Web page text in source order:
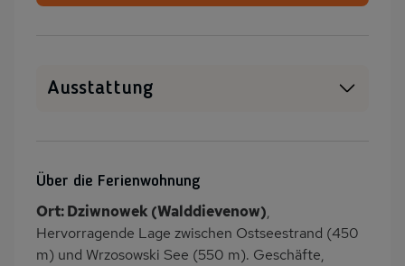
Ausstattung
Heizung
Klimaanlage
Wäschetrockner
Garten
Über die Ferienwohnung
Ort: Dziwnowek (Walddievenow),
Hervorragende Lage zwischen Ostseestrand (450
m) und Wrzosowski See (550 m). Geschäfte,